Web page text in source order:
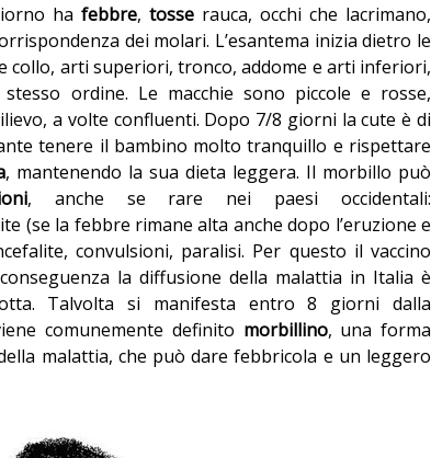
ha febbre, tosse rauca, occhi che lacrimano,
dei molari. L’esantema inizia dietro le
collo, arti superiori, tronco, addome e arti inferiori,
ordine. Le macchie sono piccole e rosse,
a volte confluenti. Dopo 7/8 giorni la cute è di
tenere il bambino molto tranquillo e rispettare
, mantenendo la sua dieta leggera. Il morbillo può
, anche se rare nei paesi occidentali:
(se la febbre rimane alta anche dopo l’eruzione e
convulsioni, paralisi. Per questo il vaccino
la diffusione della malattia in Italia è
Talvolta si manifesta entro 8 giorni dalla
comunemente definito morbillino, una forma
malattia, che può dare febbricola e un leggero